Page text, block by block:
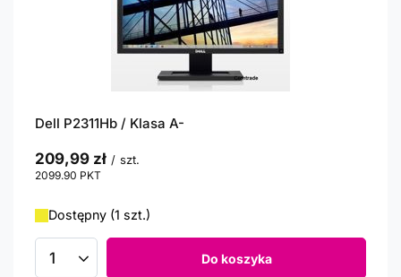
Dell P2311Hb / Klasa A-
209,99 zł / szt.
2099.90 PKT
Dostępny (1 szt.)
Ilość produktów Do koszyka